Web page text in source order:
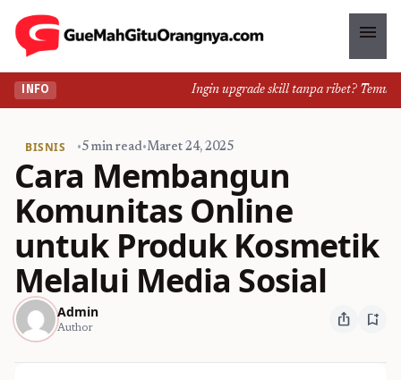
menu
INFO Ingin upgrade skill tanpa ribet?
BISNIS •5 min read•Maret 24, 2025
Cara Membangun
Komunitas Online
untuk Produk Kosmetik
Melalui Media Sosial
Admin
Author ios_share bookmark_add